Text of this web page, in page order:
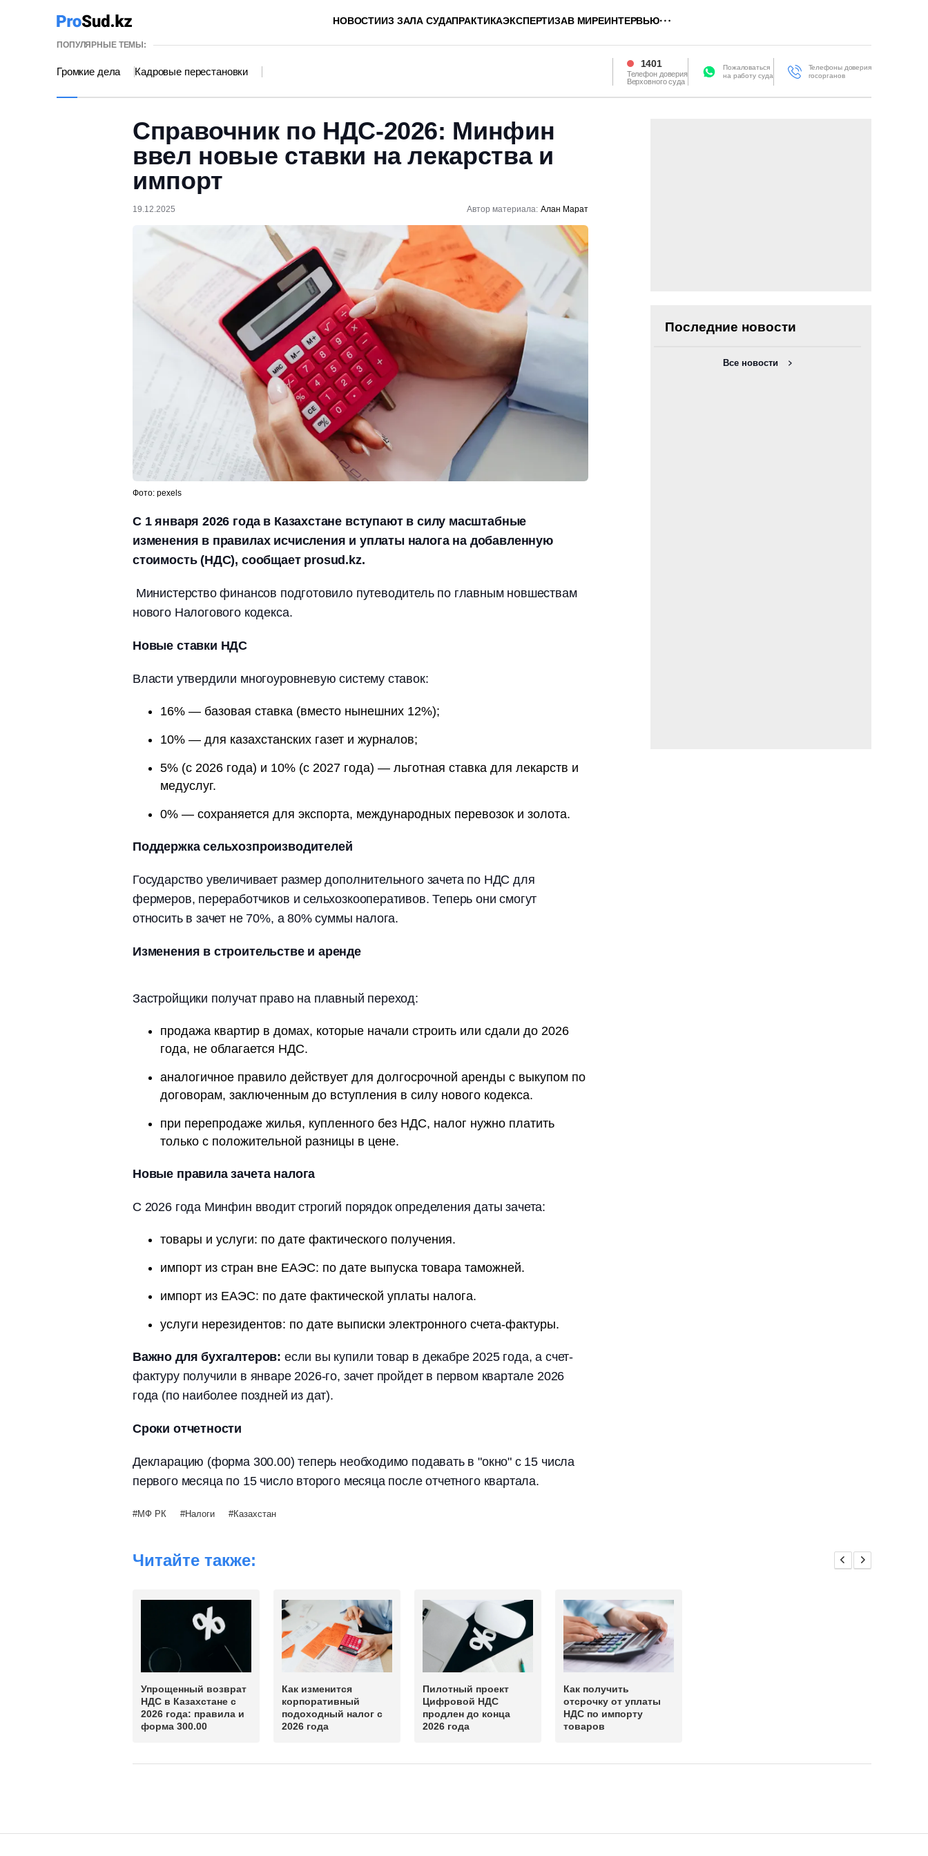
НОВОСТИИЗ ЗАЛА СУДАПРАКТИКАЭКСПЕРТИЗАВ МИРЕИНТЕРВЬЮ
ПОПУЛЯРНЫЕ ТЕМЫ:
Громкие дела Кадровые перестановки
1401
Телефон доверия
Верховного суда
Пожаловаться
на работу суда
Телефоны доверия
госорганов
Справочник по НДС-2026: Минфин
ввел новые ставки на лекарства и
импорт
19.12.2025 Автор материала: Алан Марат
Фото: pexels
С 1 января 2026 года в Казахстане вступают в силу масштабные
изменения в правилах исчисления и уплаты налога на добавленную
стоимость (НДС), сообщает prosud.kz.
Министерство финансов подготовило путеводитель по главным новшествам
нового Налогового кодекса.
Новые ставки НДС
Власти утвердили многоуровневую систему ставок:
16% — базовая ставка (вместо нынешних 12%);
10% — для казахстанских газет и журналов;
5% (с 2026 года) и 10% (с 2027 года) — льготная ставка для лекарств и
медуслуг.
0% — сохраняется для экспорта, международных перевозок и золота.
Поддержка сельхозпроизводителей
Государство увеличивает размер дополнительного зачета по НДС для
фермеров, переработчиков и сельхозкооперативов. Теперь они смогут
относить в зачет не 70%, а 80% суммы налога.
Изменения в строительстве и аренде
Застройщики получат право на плавный переход:
продажа квартир в домах, которые начали строить или сдали до 2026
года, не облагается НДС.
аналогичное правило действует для долгосрочной аренды с выкупом по
договорам, заключенным до вступления в силу нового кодекса.
при перепродаже жилья, купленного без НДС, налог нужно платить
только с положительной разницы в цене.
Новые правила зачета налога
С 2026 года Минфин вводит строгий порядок определения даты зачета:
товары и услуги: по дате фактического получения.
импорт из стран вне ЕАЭС: по дате выпуска товара таможней.
импорт из ЕАЭС: по дате фактической уплаты налога.
услуги нерезидентов: по дате выписки электронного счета-фактуры.
Важно для бухгалтеров: если вы купили товар в декабре 2025 года, а счет-
фактуру получили в январе 2026-го, зачет пройдет в первом квартале 2026
года (по наиболее поздней из дат).
Сроки отчетности
Декларацию (форма 300.00) теперь необходимо подавать в "окно" с 15 числа
первого месяца по 15 число второго месяца после отчетного квартала.
МФ РК Налоги Казахстан
Последние новости
Все новости
Читайте также:
Упрощенный возврат
НДС в Казахстане с
2026 года: правила и
форма 300.00
Как изменится
корпоративный
подоходный налог с
2026 года
Пилотный проект
Цифровой НДС
продлен до конца
2026 года
Как получить
отсрочку от уплаты
НДС по импорту
товаров